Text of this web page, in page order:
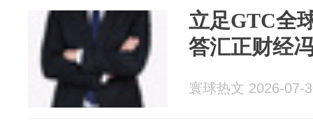
立足GTC全
答汇正财经
寰球热文 2026-07-